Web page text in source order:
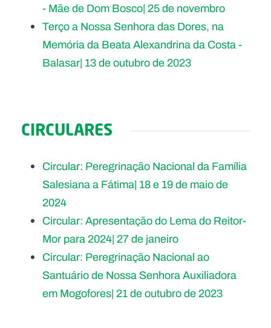
- Mãe de Dom Bosco| 25 de novembro
Terço a Nossa Senhora das Dores, na
Memória da Beata Alexandrina da Costa -
Balasar| 13 de outubro de 2023
CIRCULARES
Circular: Peregrinação Nacional da Família
Salesiana a Fátima| 18 e 19 de maio de
2024
Circular: Apresentação do Lema do Reitor-
Mor para 2024| 27 de janeiro
Circular: Peregrinação Nacional ao
Santuário de Nossa Senhora Auxiliadora
em Mogofores| 21 de outubro de 2023